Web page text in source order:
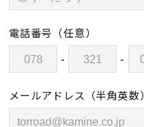
電話番号 （任意）
- -
メールアドレス（半角英数）